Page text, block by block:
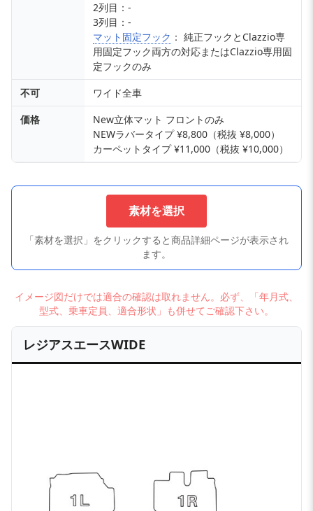
2列目：-
3列目：-
マット固定フック ： 純正フックとClazzio専
用固定フック両方の対応またはClazzio専用固
定フックのみ
不可
ワイド全車
価格
New立体マット フロントのみ
NEWラバータイプ ¥8,800（税抜 ¥8,000）
カーペットタイプ ¥11,000（税抜 ¥10,000）
素材を選択
「素材を選択」をクリックすると商品詳細ページが表示され
ます。
イメージ図だけでは適合の確認は取れません。必ず、「年月式、
型式、乗車定員、適合形状」も併せてご確認下さい。
レジアスエースWIDE